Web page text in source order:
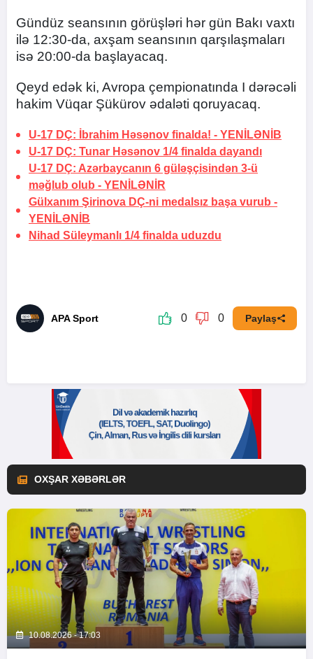
Gündüz seansının görüşləri hər gün Bakı vaxtı
ilə 12:30-da, axşam seansının qarşılaşmaları
isə 20:00-da başlayacaq.
Qeyd edək ki, Avropa çempionatında I dərəcəli
hakim Vüqar Şükürov ədaləti qoruyacaq.
U-17 DÇ: İbrahim Həsənov finalda! - YENİLƏNİB
U-17 DÇ: Tunar Həsənov 1/4 finalda dayandı
U-17 DÇ: Azərbaycanın 6 güləşçisindən 3-ü
məğlub olub - YENİLƏNİR
Gülxanım Şirinova DÇ-ni medalsız başa vurub -
YENİLƏNİB
Nihad Süleymanlı 1/4 finalda uduzdu
APA Sport 0 0 Paylaş
OXŞAR XƏBƏRLƏR
10.08.2026 - 17:03